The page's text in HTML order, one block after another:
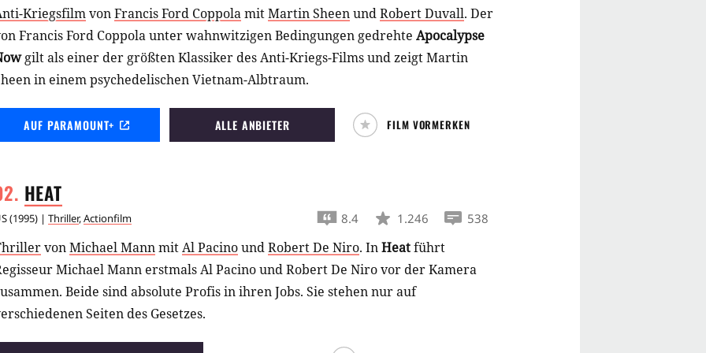
KriegsfilmvonFrancis Ford CoppolamitMartin SheenundRobert Duvall. Der
Francis Ford Coppola unter wahnwitzigen Bedingungen gedrehte Apocalypse
gilt als einer der größten Klassiker des Anti-Kriegs-Films und zeigt Martin
in einem psychedelischen Vietnam-Albtraum.
AUF PARAMOUNT+ ALLE ANBIETER FILM VORMERKEN
HEAT
(1995) | Thriller,Actionfilm 8.4 1.246 538
vonMichael MannmitAl PacinoundRobert De Niro. InHeatführt
Michael Mann erstmals Al Pacino und Robert De Niro vor der Kamera
Beide sind absolute Profis in ihren Jobs. Sie stehen nur auf
Seiten des Gesetzes.